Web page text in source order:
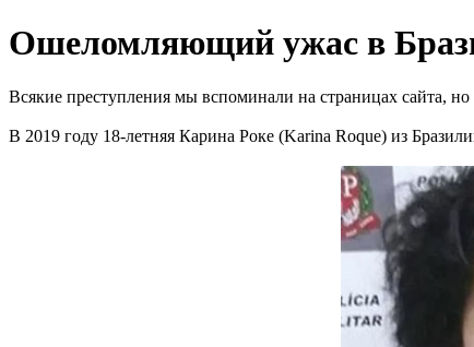
Ошеломляющий ужас в
Всякие преступления мы вспоминали на страницах сайта, но
В 2019 году 18-летняя Карина Роке (Karina Roque) из